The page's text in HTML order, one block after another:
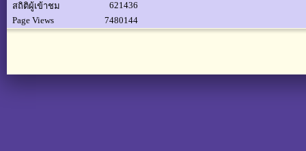
สถิติผู้เข้าชม
621436
Page Views
7480144